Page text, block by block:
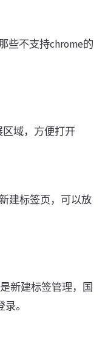
些不支持chrome的
区域，方便打开
建标签页，可以放
新建标签管理，国
。